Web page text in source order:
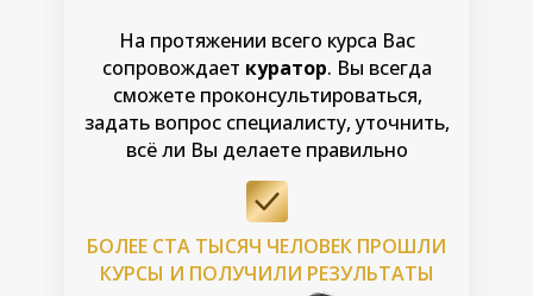
На протяжении всего курса Вас
сопровождает куратор. Вы всегда
сможете проконсультироваться,
задать вопрос специалисту, уточнить,
всё ли Вы делаете правильно
БОЛЕЕ СТА ТЫСЯЧ ЧЕЛОВЕК ПРОШЛИ
КУРСЫ И ПОЛУЧИЛИ РЕЗУЛЬТАТЫ